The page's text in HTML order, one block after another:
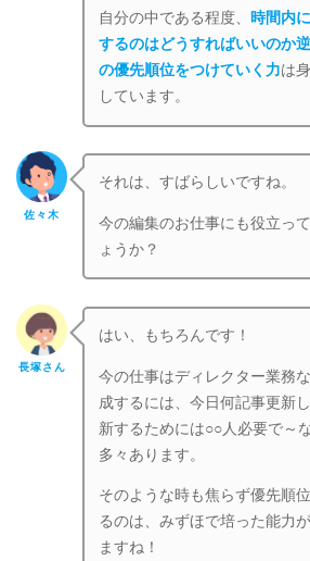
自分の中である程度、
時間内
するのはどうすればいいのか
の優先順位をつけていく力は
しています。
佐々木
それは、すばらしいですね。
今の編集のお仕事にも役立っ
ょうか？
長塚さん
はい、もちろんです！
今の仕事はディレクター業務
成するには、今日何記事更新
新するためには○○人必要で～
多々あります。
そのような時も焦らず優先順
るのは、みずほで培った能力
ますね！